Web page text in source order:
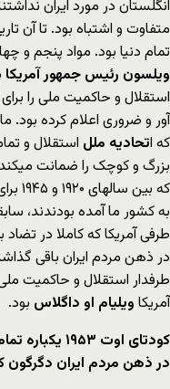
انگلستان در مورد ایران
متفاوت و اشتباه بود. تا آن
تمام دنیا بود. مواد پنجم و
ویلسون رئیس جمهور آمریکا
استقلال و حاکمیت ملی را
آور و ضروری اعلام کرده بود.
که اتحادیه ملل استقلال و
بزرگ و کوچک را ضمانت
که
به کشور ما آمده بودندند،
طرفی آمریکا که کاملا در تضاد
در ذهن مردم ایران باقی
طرفدار استقلال و حاکمیت
آمریکا ویلیام او داگلاس بود.
کودتای اوت ۱۹۵۳ یکباره
در ذهن مردم ایران دگرگون